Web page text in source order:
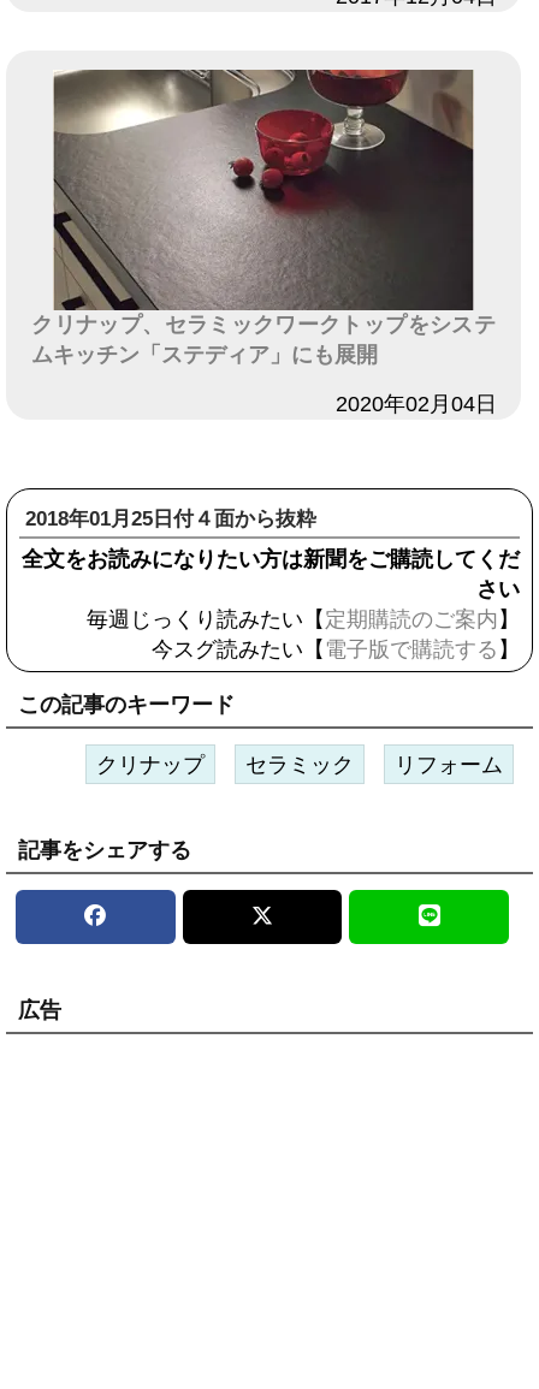
クリナップ、セラミックワークトップをシステ
ムキッチン「ステディア」にも展開
2020年02月04日
2018年01月25日付４面から抜粋
全文をお読みになりたい方は新聞をご購読してくだ
さい
毎週じっくり読みたい【 定期購読のご案内 】
今スグ読みたい【 電子版で購読する 】
この記事のキーワード
クリナップ セラミック リフォーム
記事をシェアする
広告